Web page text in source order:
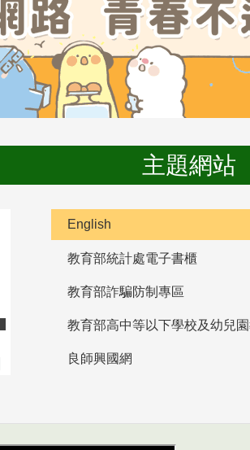
主題網站
English
教育部統計處電子書櫃
教育部詐騙防制專區
良師興國網